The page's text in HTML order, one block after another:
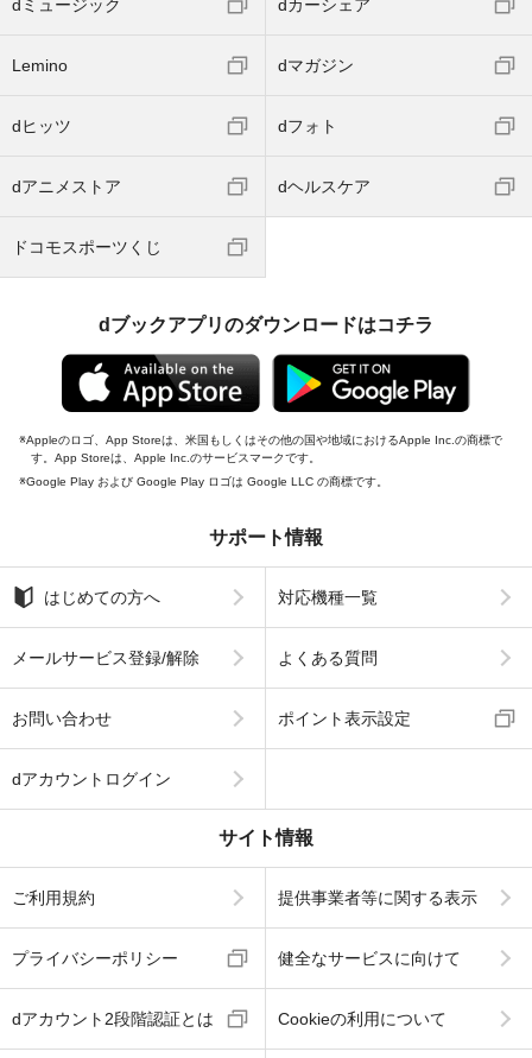
dミュージック dカーシェア
Lemino dマガジン
dヒッツ dフォト
dアニメストア dヘルスケア
ドコモスポーツくじ
dブックアプリのダウンロードはコチラ
Appleのロゴ、App Storeは、米国もしくはその他の国や地域におけるApple Inc.の商標で
す。App Storeは、Apple Inc.のサービスマークです。
Google Play および Google Play ロゴは Google LLC の商標です。
サポート情報
はじめての方へ 対応機種一覧
メールサービス登録/解除 よくある質問
お問い合わせ ポイント表示設定
dアカウントログイン
サイト情報
ご利用規約 提供事業者等に関する表示
プライバシーポリシー 健全なサービスに向けて
dアカウント2段階認証とは Cookieの利用について